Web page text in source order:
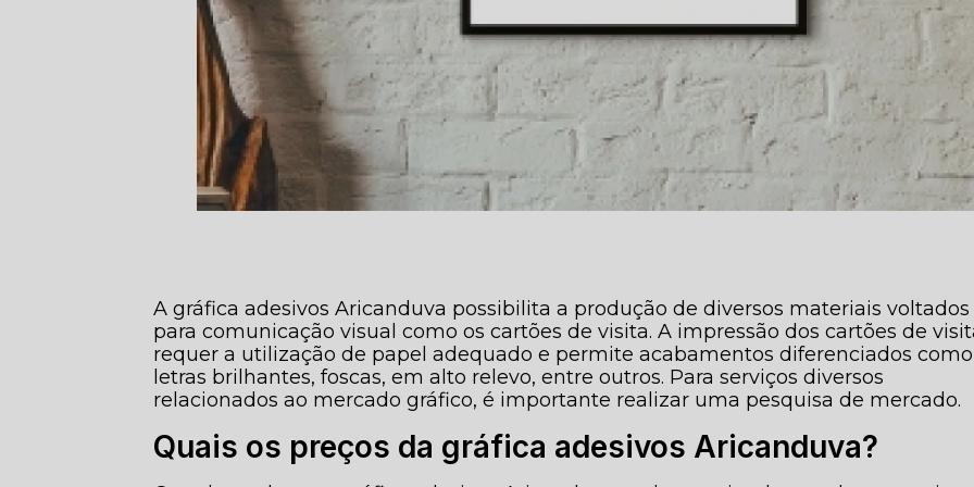
A gráfica adesivos Aricanduva possibilita a produção de diversos materiais voltados
para comunicação visual como os cartões de visita. A impressão dos cartões de
requer a utilização de papel adequado e permite acabamentos diferenciados como
letras brilhantes, foscas, em alto relevo, entre outros. Para serviços diversos
relacionados ao mercado gráfico, é importante realizar uma pesquisa de mercado.
Quais os preços da gráfica adesivos Aricanduva?